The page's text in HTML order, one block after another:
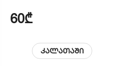
60₾
კალათაში